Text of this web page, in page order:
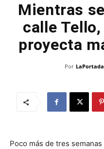
Mientras
calle
proyecta
Por LaPortada
Poco más de tres